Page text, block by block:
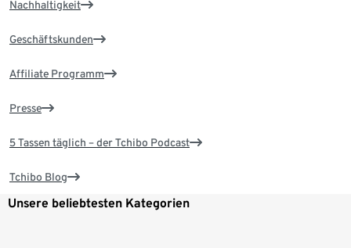
Nachhaltigkeit
Geschäftskunden
Affiliate Programm
Presse
5 Tassen täglich – der Tchibo Podcast
Tchibo Blog
Unsere beliebtesten Kategorien